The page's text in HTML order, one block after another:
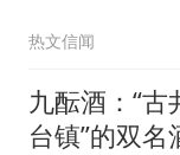
群解析
热文信闻
九酝酒：“古
台镇”的双名